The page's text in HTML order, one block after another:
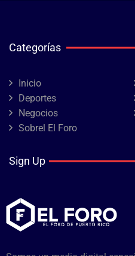
Categorías
Inicio
Deportes
Negocios
Sobrel El Foro
Sign Up